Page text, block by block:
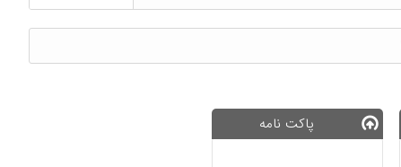
پاکت نامه